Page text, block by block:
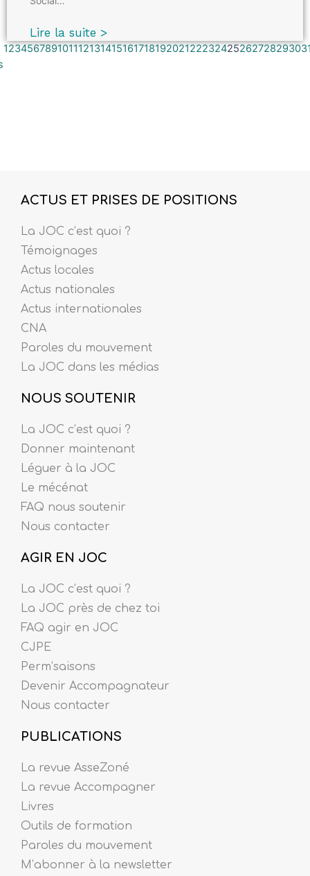
Lire la suite >
123456789101112131415161718192021222324252627282930
ACTUS ET PRISES DE POSITIONS
La JOC c’est quoi ?
Témoignages
Actus locales
Actus nationales
Actus internationales
CNA
Paroles du mouvement
La JOC dans les médias
NOUS SOUTENIR
La JOC c’est quoi ?
Donner maintenant
Léguer à la JOC
Le mécénat
FAQ nous soutenir
Nous contacter
AGIR EN JOC
La JOC c’est quoi ?
La JOC près de chez toi
FAQ agir en JOC
CJPE
Perm’saisons
Devenir Accompagnateur
Nous contacter
PUBLICATIONS
La revue AsseZoné
La revue Accompagner
Livres
Outils de formation
Paroles du mouvement
M’abonner à la newsletter